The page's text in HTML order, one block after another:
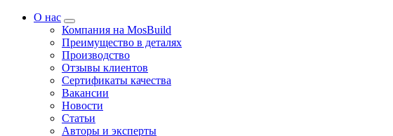
О нас
Компания на MosBuild
Преимущество в деталях
Производство
Отзывы клиентов
Сертификаты качества
Вакансии
Новости
Статьи
Авторы и эксперты